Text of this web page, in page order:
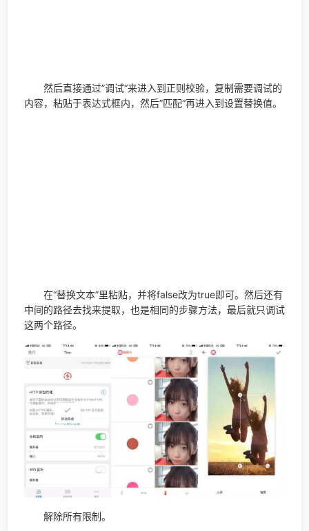
然后直接通过”调试“来进入到正则校验，复制需要调试的
内容，粘贴于表达式框内，然后”匹配“再进入到设置替换值。
在“替换文本”里粘贴，并将false改为true即可。然后还有
中间的路径去找来提取，也是相同的步骤方法，最后就只调试
这两个路径。
解除所有限制。